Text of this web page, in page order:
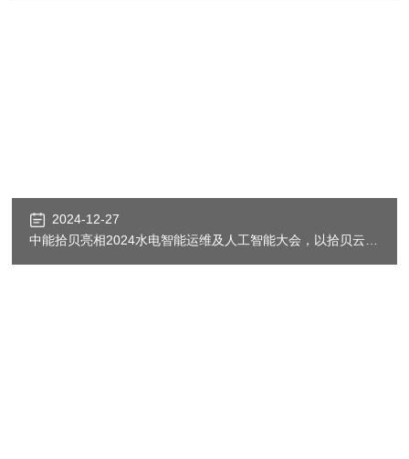
2024-12-27
中能拾贝亮相2024水电智能运维及人工智能大会，以拾贝云全栈产品助力“智能电厂”